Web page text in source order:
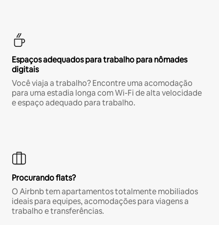
Espaços adequados para trabalho para nômades
digitais
Você viaja a trabalho? Encontre uma acomodação
para uma estadia longa com Wi-Fi de alta velocidade
e espaço adequado para trabalho.
Procurando flats?
O Airbnb tem apartamentos totalmente mobiliados
ideais para equipes, acomodações para viagens a
trabalho e transferências.